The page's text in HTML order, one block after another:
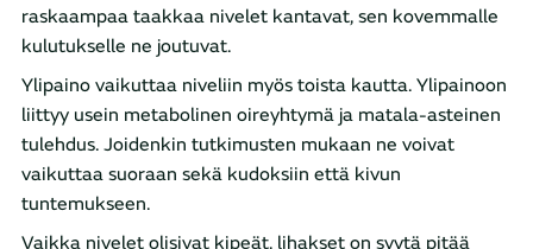
raskaampaa taakkaa nivelet kantavat, sen kovemmalle
kulutukselle ne joutuvat.
Ylipaino vaikuttaa niveliin myös toista kautta. Ylipainoon
liittyy usein metabolinen oireyhtymä ja matala-asteinen
tulehdus. Joidenkin tutkimusten mukaan ne voivat
vaikuttaa suoraan sekä kudoksiin että kivun
tuntemukseen.
Vaikka nivelet olisivat kipeät, lihakset on syytä pitää